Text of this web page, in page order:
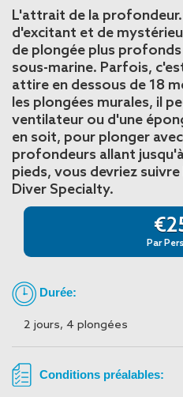
L'attrait de la profondeur.
d'excitant et de
de plongée plus
sous-marine. Parfois,
attire en dessous de 18
les plongées murales, il
ventilateur ou d'une
en soit, pour plonger
profondeurs allant
pieds, vous devriez suivre
Diver Specialty.
Par
Durée:
2 jours, 4 plongées
Conditions préalables: